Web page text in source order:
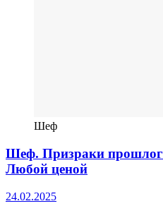
Шеф
Шеф. Призраки
Любой ценой
24.02.2025